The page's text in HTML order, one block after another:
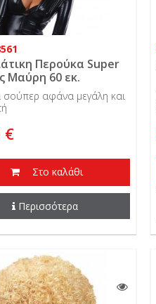
Περούκα Super
Μαύρη 60 εκ.
σούπερ αφάνα μεγάλη και
€
Στο καλάθι
Περισσότερα